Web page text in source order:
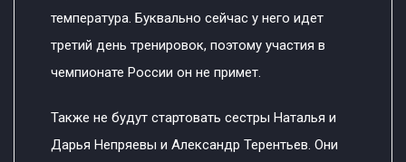
температура. Буквально сейчас у него идет
третий день тренировок, поэтому участия в
чемпионате России он не примет.
Также не будут стартовать сестры Наталья и
Дарья Непряевы и Александр Терентьев. Они